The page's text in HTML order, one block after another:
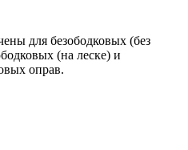
для безободковых (без
(на леске) и
оправ.